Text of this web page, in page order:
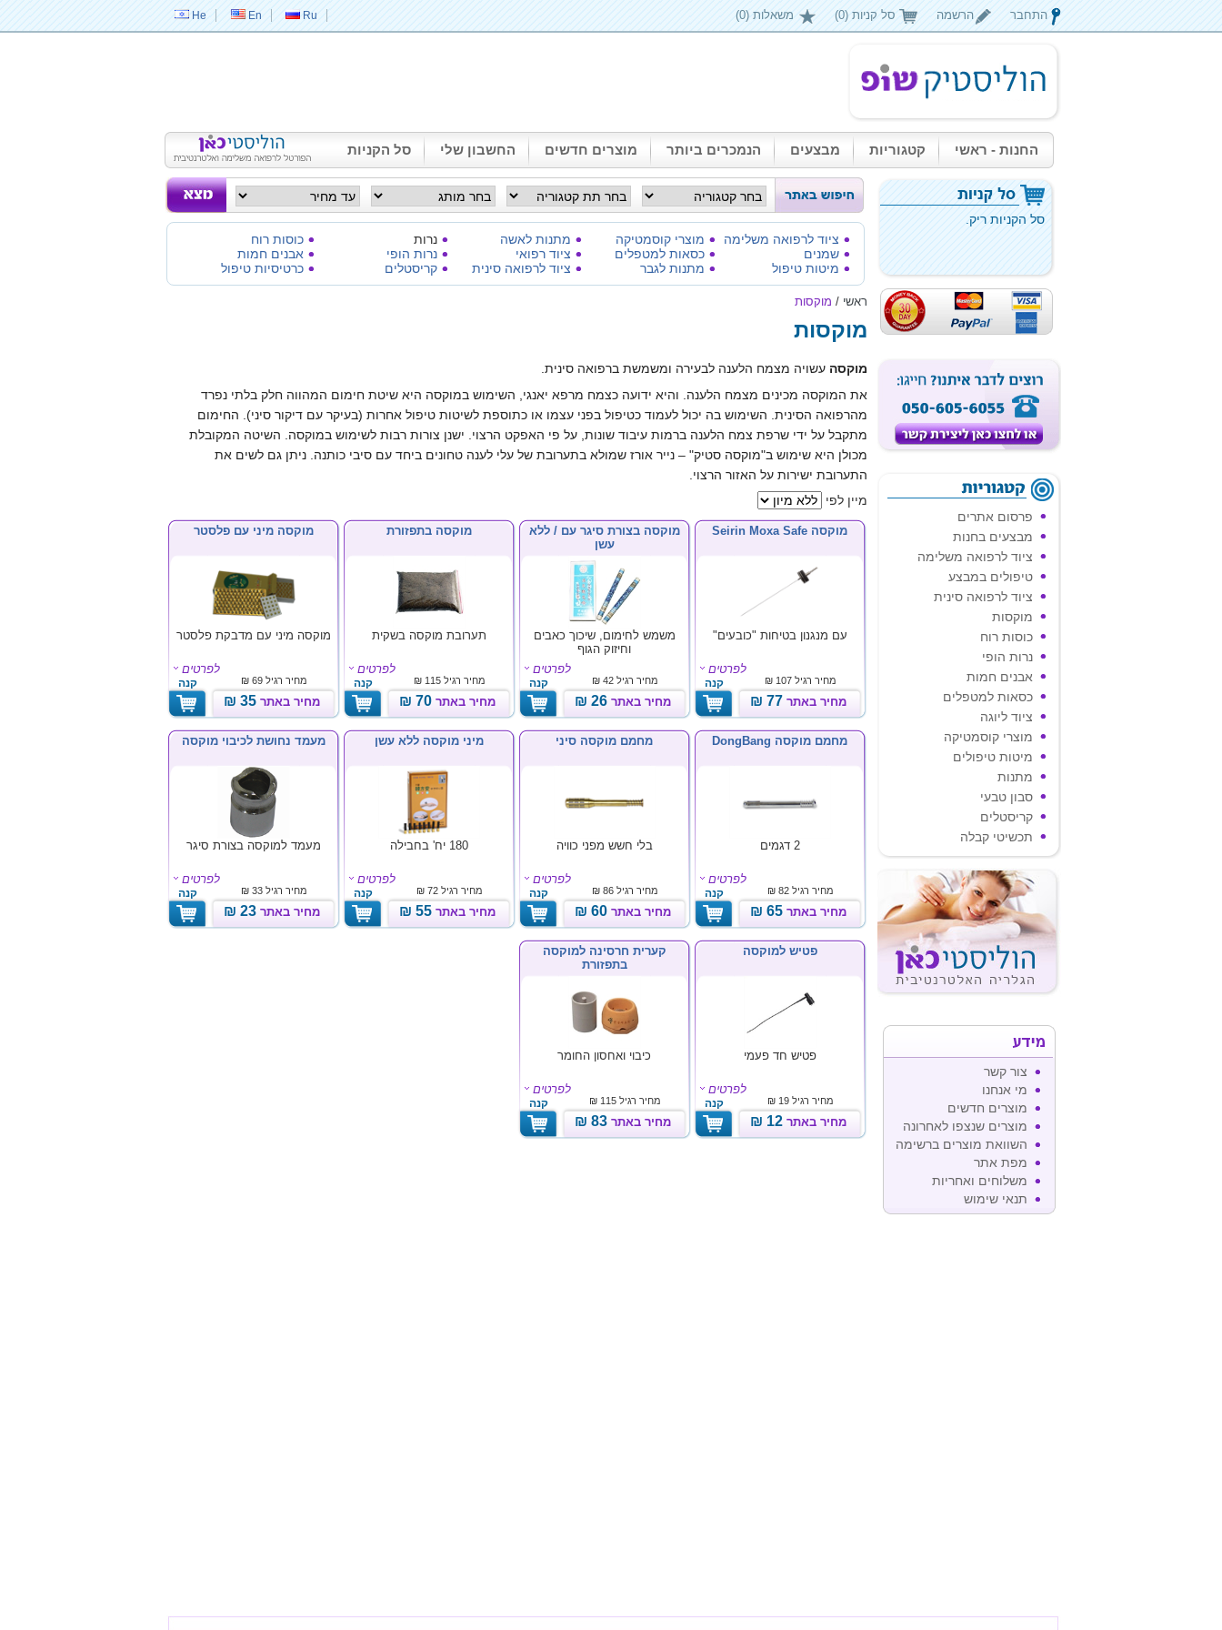
התחבר הרשמה סל קניות (0) משאלות (0) He En Ru
החנות - ראשי קטגוריות מבצעים הנמכרים ביותר מוצרים חדשים החשבון שלי סל הקניות
ציוד לרפואה משלימה
שמנים
מיטות טיפול
מוצרי קוסמטיקה
כסאות למטפלים
מתנות לגבר
מתנות לאשה
ציוד רפואי
ציוד לרפואה סינית
נרות
נרות הופי
קריסטלים
כוסות רוח
אבנים חמות
כרטיסיות טיפול
ראשי / מוקסות
מוקסות
מוקסה עשויה מצמח הלענה לבעירה ומשמשת ברפואה סינית.
את המוקסה מכינים מצמח הלענה. והיא ידועה כצמח מרפא יאנגי, השימוש במוקסה היא שיטת חימום המהווה חלק בלתי נפרד
מהרפואה הסינית. השימוש בה יכול לעמוד כטיפול בפני עצמו או כתוספת לשיטות טיפול אחרות (בעיקר עם דיקור סיני). החימום
מתקבל על ידי שרפת צמח הלענה ברמות עיבוד שונות, על פי האפקט הרצוי. ישנן צורות רבות לשימוש במוקסה. השיטה המקובלת
מכולן היא שימוש ב"מוקסה סטיק" – נייר אורז שמולא בתערובת של עלי לענה טחונים ביחד עם סיבי כותנה. ניתן גם לשים את
התערובת ישירות על האזור הרצוי.
מיין לפי
מוקסה Seirin Moxa Safe
עם מנגנון בטיחות "כובעים"
מחיר באתר 77 ₪
לפרטים
קנה מחיר רגיל 107 ₪
מוקסה בצורת סיגר עם / ללא
עשן
משמש לחימום, שיכוך כאבים
וחיזוק הגוף
מחיר באתר 26 ₪
לפרטים
קנה מחיר רגיל 42 ₪
מוקסה בתפזורת
תערובת מוקסה בשקית
מחיר באתר 70 ₪
לפרטים
קנה מחיר רגיל 115 ₪
מוקסה מיני עם פלסטר
מוקסה מיני עם מדבקת פלסטר
מחיר באתר 35 ₪
לפרטים
קנה מחיר רגיל 69 ₪
מחמם מוקסה DongBang
2 דגמים
מחיר באתר 65 ₪
לפרטים
קנה מחיר רגיל 82 ₪
מחמם מוקסה סיני
בלי חשש מפני כוויה
מחיר באתר 60 ₪
לפרטים
קנה מחיר רגיל 86 ₪
מיני מוקסה ללא עשן
180 יח' בחבילה
מחיר באתר 55 ₪
לפרטים
קנה מחיר רגיל 72 ₪
מעמד נחושת לכיבוי מוקסה
מעמד למוקסה בצורת סיגר
מחיר באתר 23 ₪
לפרטים
קנה מחיר רגיל 33 ₪
פטיש למוקסה
פטיש חד פעמי
מחיר באתר 12 ₪
לפרטים
קנה מחיר רגיל 19 ₪
קערית חרסינה למוקסה
בתפזורת
כיבוי ואחסון החומר
מחיר באתר 83 ₪
לפרטים
קנה מחיר רגיל 115 ₪
סל הקניות ריק.
פרסום אתרים
מבצעים בחנות
ציוד לרפואה משלימה
טיפולים במבצע
ציוד לרפואה סינית
מוקסות
כוסות רוח
נרות הופי
אבנים חמות
כסאות למטפלים
ציוד ליוגה
מוצרי קוסמטיקה
מיטות טיפולים
מתנות
סבון טבעי
קריסטלים
תכשיטי קבלה
צור קשר
מי אנחנו
מוצרים חדשים
מוצרים שנצפו לאחרונה
השוואת מוצרים ברשימה
מפת אתר
משלוחים ואחריות
תנאי שימוש